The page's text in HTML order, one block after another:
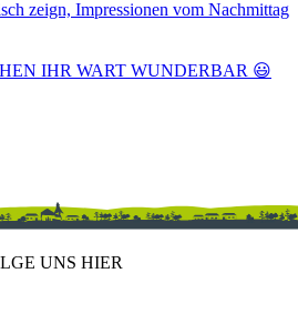
zeign, Impressionen vom Nachmittag
IHR WART WUNDERBAR 😃
UNS HIER